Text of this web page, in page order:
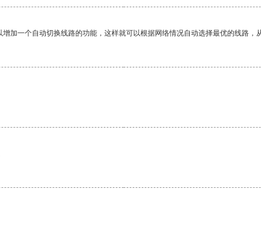
加一个自动切换线路的功能，这样就可以根据网络情况自动选择最优的线路，